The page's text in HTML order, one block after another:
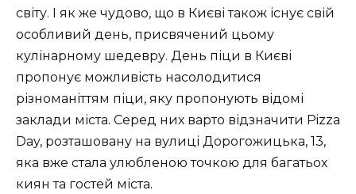
світу. І як же чудово, що в Києві також існує свій
особливий день, присвячений цьому
кулінарному шедевру. День піци в Києві
пропонує можливість насолодитися
різноманіттям піци, яку пропонують відомі
заклади міста. Серед них варто відзначити Pizza
Day, розташовану на вулиці Дорогожицька, 13,
яка вже стала улюбленою точкою для багатьох
киян та гостей міста.